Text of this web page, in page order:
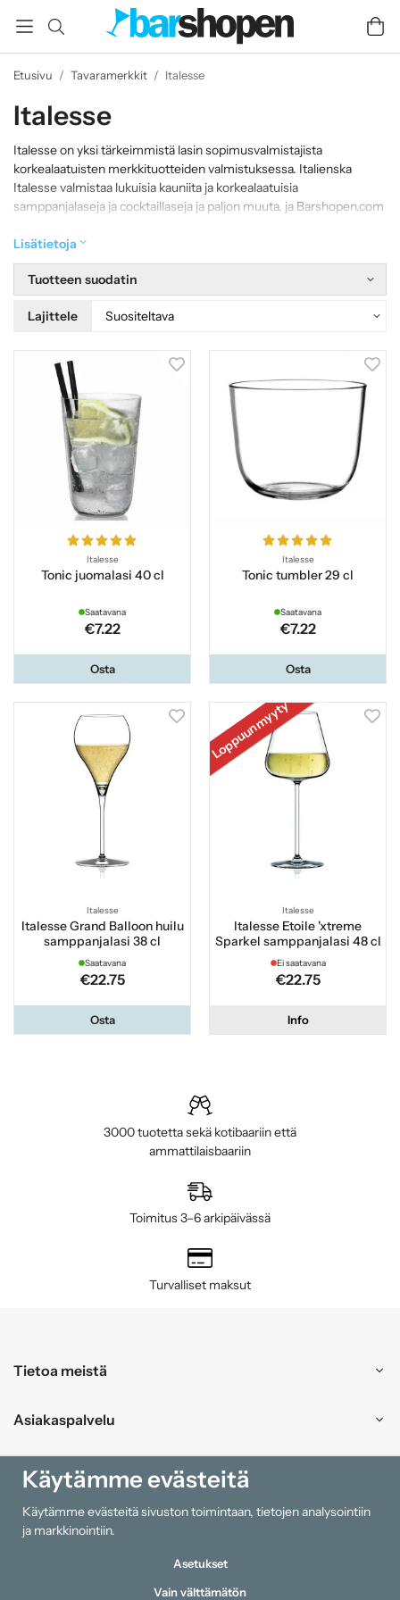
Etusivu / Tavaramerkkit / Italesse
Italesse
Italesse on yksi tärkeimmistä lasin sopimusvalmistajista
korkealaatuisten merkkituotteiden valmistuksessa. Italienska
Italesse valmistaa lukuisia kauniita ja korkealaatuisia
samppanjalaseja ja cocktaillaseja ja paljon muuta, ja Barshopen.com
ilman. Italesse tarjoaa korkealaatuista lasia, jossa on moderni,
tyylikäs muotoilu ja korkea toimivuus.
Lisätietoja
Tuotteen suodatin
Lajittele
Italesse
Tonic juomalasi 40 cl
Saatavana
€7.22
Osta
Italesse
Tonic tumbler 29 cl
Saatavana
€7.22
Osta
Italesse
Italesse Grand Balloon huilu
samppanjalasi 38 cl
Saatavana
€22.75
Osta
Loppuunmyyty
Italesse
Italesse Etoile 'xtreme
Sparkel samppanjalasi 48 cl
Ei saatavana
€22.75
Info
3000 tuotetta sekä kotibaariin että
ammattilaisbaariin
Toimitus 3–6 arkipäivässä
Turvalliset maksut
Tietoa meistä
Asiakaspalvelu
Ostokset
Tiedot
Käytämme evästeitä
Käytämme evästeitä sivuston toimintaan, tietojen analysointiin
ja markkinointiin.
Asetukset
Vain välttämätön